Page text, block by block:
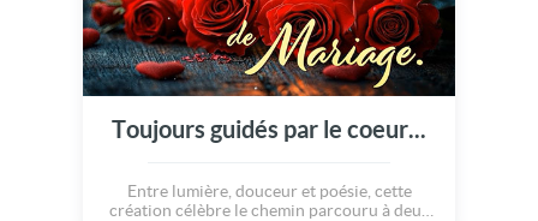
Toujours guidés par le coeur...
Entre lumière, douceur et poésie, cette
création célèbre le chemin parcouru à deux